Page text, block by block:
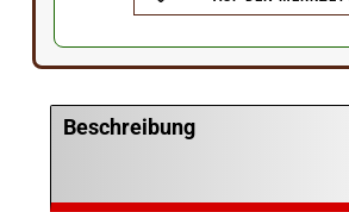
Beschreibung